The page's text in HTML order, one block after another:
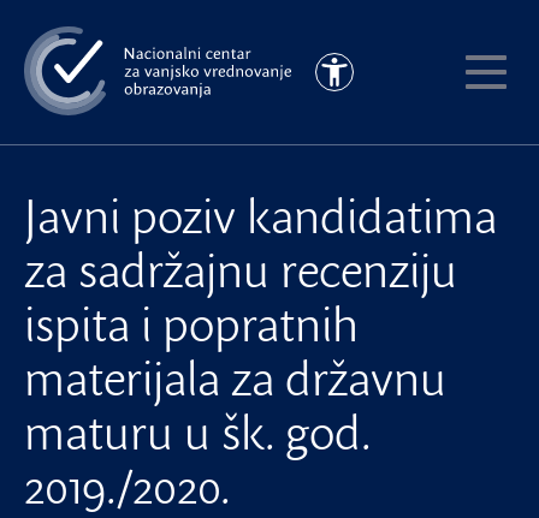
na
glavni
sadržaj
Pristupačnost
Javni poziv kandidatima
za sadržajnu recenziju
ispita i popratnih
materijala za državnu
maturu u šk. god.
2019./2020.